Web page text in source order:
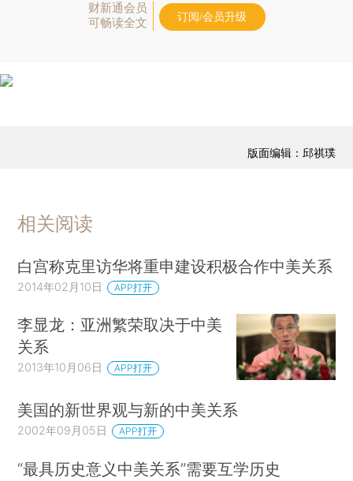
财新通会员
可畅读全文
订阅/会员升级
版面编辑：邱祺璞
相关阅读
白宫称克里访华将重申建设积极合作中美关系
2014年02月10日 APP打开
李显龙：亚洲繁荣取决于中美
关系
2013年10月06日 APP打开
美国的新世界观与新的中美关系
2002年09月05日 APP打开
“最具历史意义中美关系”需要互学历史